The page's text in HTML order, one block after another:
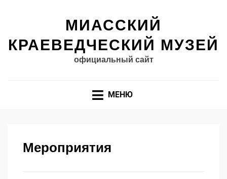
МИАССКИЙ
КРАЕВЕДЧЕСКИЙ МУЗЕЙ
официальный сайт
МЕНЮ
Мероприятия